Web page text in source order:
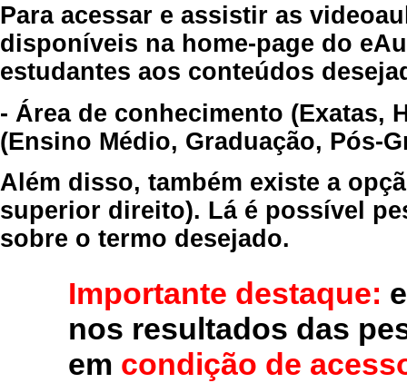
Para acessar e assistir as
disponíveis na home-page do
estudantes aos conteúdos
- Área de conhecimento (Exatas,
(Ensino Médio, Graduação, Pós-
Além disso, também existe a
superior direito). Lá é possível
sobre o termo desejado.
Importante destaque:
nos resultados das
em condição de